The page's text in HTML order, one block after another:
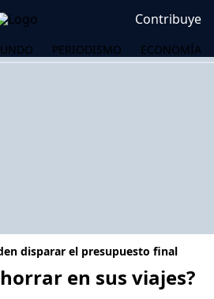
Contribuye
PERIODISMO ECONOMÍA
disparar el presupuesto final
en sus viajes?